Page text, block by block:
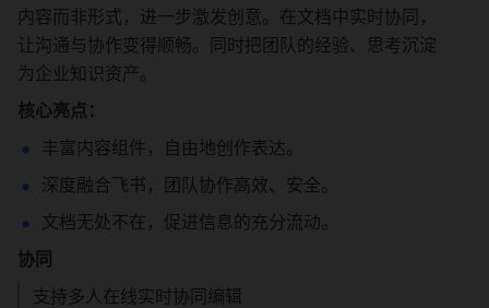
内容而非形式，进一步激发创意。在文档中实时协同，
让沟通与协作变得顺畅。同时把团队的经验、思考沉淀
为企业知识资产。
核心亮点：
丰富内容组件，自由地创作表达。
深度融合飞书，团队协作高效、安全。
文档无处不在，促进信息的充分流动。
协同
支持多人在线实时协同编辑